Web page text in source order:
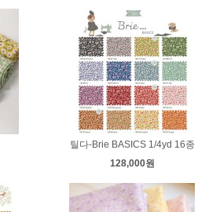
틸다-Brie BASICS 1/4yd 16종
128,000원